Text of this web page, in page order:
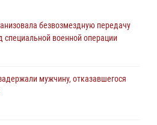
охраны Росгвардии пресекли
на автозаправочной станции
инструктаж по
для членов избирательных
безвозмездную передачу
военной операции
мужчину, отказавшегося